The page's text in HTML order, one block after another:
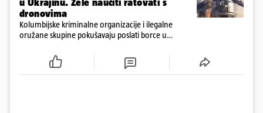
teritorij i približe običnim građanima.
u Ukrajinu. Žele naučiti ratovati s
dronovima
Kolumbijske kriminalne organizacije i ilegalne
oružane skupine pokušavaju poslati borce u
bespilotnim letjelicama te ih kasnije koristili protiv
kolumbijske vojske